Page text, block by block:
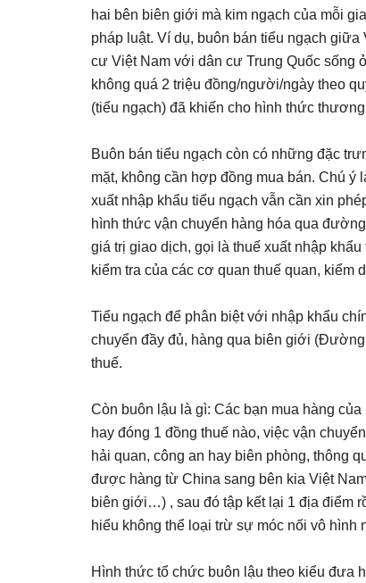
hai bên biên giới mà kim ngạch của mỗi
pháp luật. Ví dụ, buôn bán tiểu ngạch
cư Việt Nam với dân cư Trung Quốc sống
không quá 2 triệu đồng/người/ngày theo
(tiểu ngạch) đã khiến cho hình thức
Buôn bán tiểu ngạch còn có những đặc
mặt, không cần hợp đồng mua bán. Chú ý
xuất nhập khẩu tiểu ngạch vẫn cần xin
hình thức vận chuyển hàng hóa qua
giá trị giao dịch, gọi là thuế xuất nhập
kiểm tra của các cơ quan thuế quan, kiểm
Tiểu ngạch để phân biệt với nhập khẩu
chuyển đầy đủ, hàng qua biên giới
thuế.
Còn buôn lậu là gì: Các bạn mua hàng
hay đóng 1 đồng thuế nào, việc vận
hải quan, công an hay biên phòng, thông
được hàng từ China sang bên kia Việt
biên giới…) , sau đó tập kết lại 1 địa điểm
hiểu không thể loại trừ sự móc nối vô hình
Hình thức tổ chức buôn lậu theo kiểu đưa